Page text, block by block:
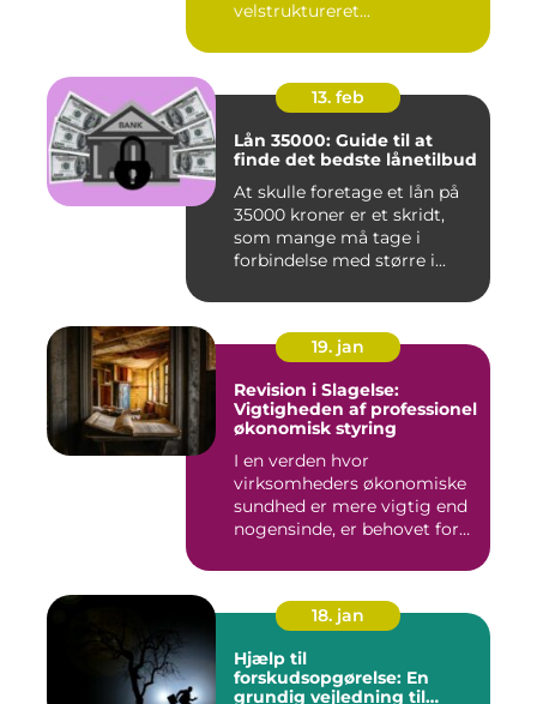
velstruktureret...
13. feb
Lån 35000: Guide til at
finde det bedste lånetilbud
At skulle foretage et lån på
35000 kroner er et skridt,
som mange må tage i
forbindelse med større i...
19. jan
Revision i Slagelse:
Vigtigheden af professionel
økonomisk styring
I en verden hvor
virksomheders økonomiske
sundhed er mere vigtig end
nogensinde, er behovet for
18. jan
Hjælp til
forskudsopgørelse: En
grundig vejledning til